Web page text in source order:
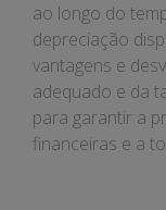
ao longo do
depreciação
vantagens e
adequado e da
para garantir a
financeiras e a